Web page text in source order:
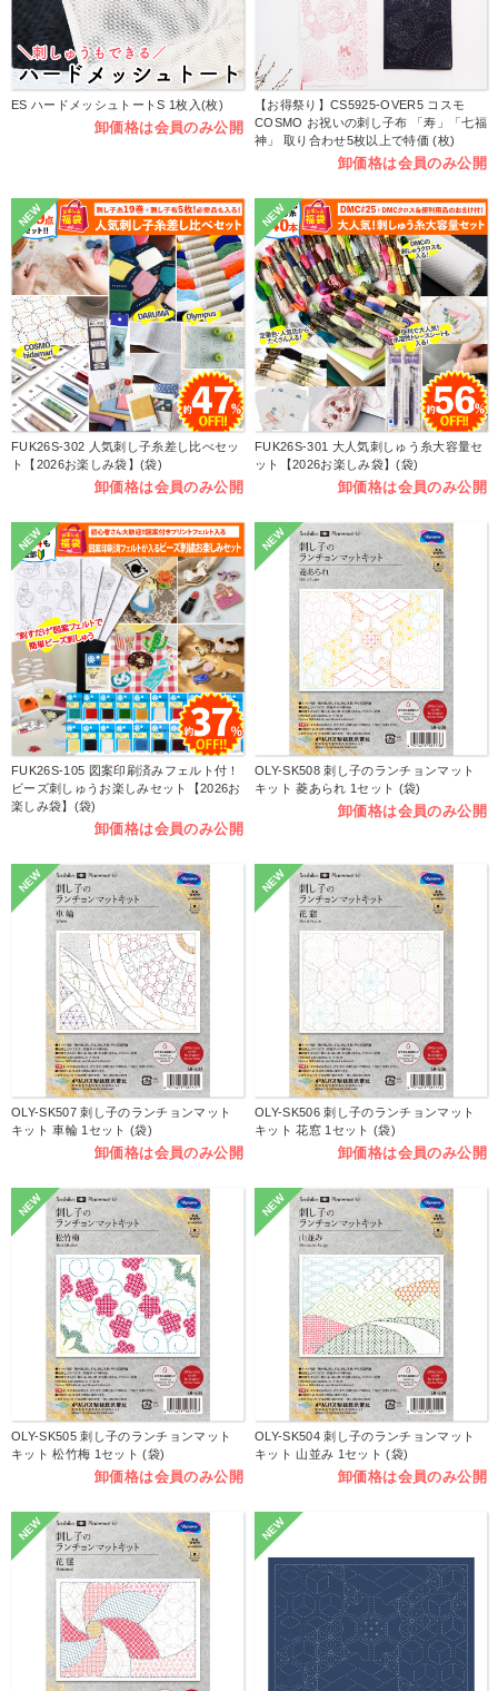
ES ハードメッシュトートS 1枚入(枚)
卸価格は会員のみ公開
【お得祭り】CS5925-OVER5 コスモ
COSMO お祝いの刺し子布 「寿」「七福
神」 取り合わせ5枚以上で特価 (枚)
卸価格は会員のみ公開
NEW
FUK26S-302 人気刺し子糸差し比べセッ
ト【2026お楽しみ袋】(袋)
卸価格は会員のみ公開
NEW
FUK26S-301 大人気刺しゅう糸大容量セ
ット【2026お楽しみ袋】(袋)
卸価格は会員のみ公開
NEW
FUK26S-105 図案印刷済みフェルト付！
ビーズ刺しゅうお楽しみセット【2026お
楽しみ袋】(袋)
卸価格は会員のみ公開
NEW
OLY-SK508 刺し子のランチョンマット
キット 菱あられ 1セット (袋)
卸価格は会員のみ公開
NEW
OLY-SK507 刺し子のランチョンマット
キット 車輪 1セット (袋)
卸価格は会員のみ公開
NEW
OLY-SK506 刺し子のランチョンマット
キット 花窓 1セット (袋)
卸価格は会員のみ公開
NEW
OLY-SK505 刺し子のランチョンマット
キット 松竹梅 1セット (袋)
卸価格は会員のみ公開
NEW
OLY-SK504 刺し子のランチョンマット
キット 山並み 1セット (袋)
卸価格は会員のみ公開
NEW NEW